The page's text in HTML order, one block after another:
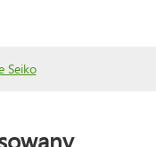
Seiko